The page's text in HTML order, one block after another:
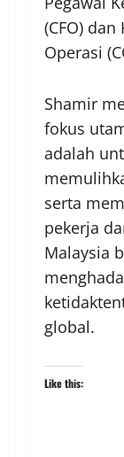
(CFO) dan
Operasi
Shamir
fokus
adalah
serta
pekerja
Malaysia
global.
Like this: